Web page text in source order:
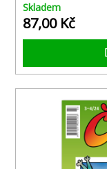
Skladem
87,00 Kč